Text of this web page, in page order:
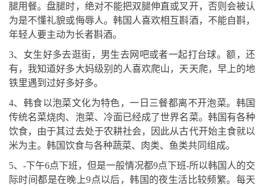
腿用餐。盘腿时，绝对不能把双腿伸直或叉开，否则会被认
为是不懂礼貌或侮辱人。韩国人喜欢相互斟酒，不能自斟，
年轻人要主动为长者斟酒。
3、女生好多去逛街，男生去网吧或者一起打台球。额，还
有，我知道好多大妈级别的人喜欢爬山，天天爬，早上的地
铁里遇到过好多好多。
4、韩食以泡菜文化为特色，一日三餐都离不开泡菜。韩国
传统名菜烧肉、泡菜、冷面已经成了世界名菜。韩国有各种
饮食，由于其过去处于农耕社会，因此从古代开始主食就以
米为主。韩国饮食与各种蔬菜、肉类、鱼类共同组成。
5、-下午6点下班，但是一般情况都9点下班-所以韩国人的交
际时间都是在晚上9点以后，韩国的夜生活比较频繁。每天